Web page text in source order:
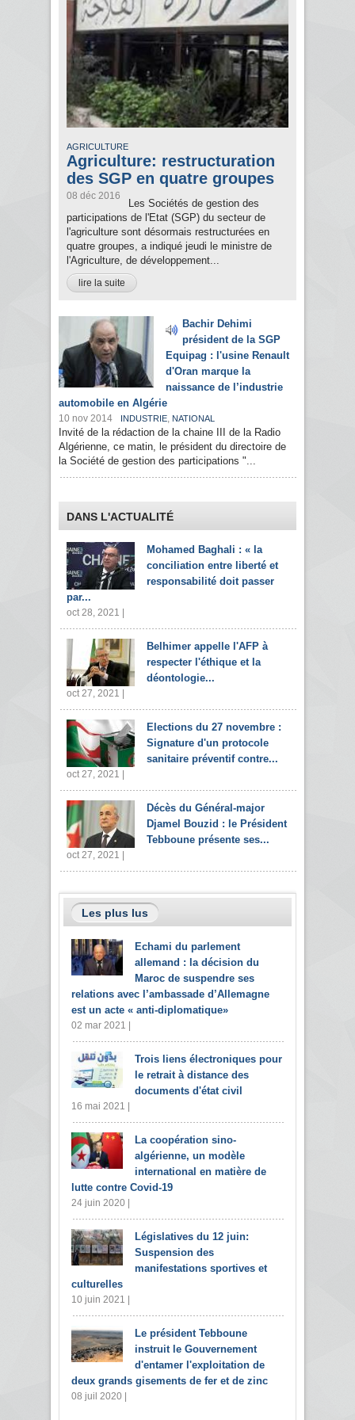
AGRICULTURE
Agriculture: restructuration
des SGP en quatre groupes
08 déc 2016
Les Sociétés de gestion des
participations de l'Etat (SGP) du secteur de
l'agriculture sont désormais restructurées en
quatre groupes, a indiqué jeudi le ministre de
l'Agriculture, de développement...
lire la suite
Bachir Dehimi
président de la SGP
Equipag : l'usine Renault
d'Oran marque la
naissance de l’industrie
automobile en Algérie
10 nov 2014 INDUSTRIE, NATIONAL
Invité de la rédaction de la chaine III de la Radio
Algérienne, ce matin, le président du directoire de
la Société de gestion des participations "...
DANS L'ACTUALITÉ
Mohamed Baghali : « la
conciliation entre liberté et
responsabilité doit passer
par...
oct 28, 2021 |
Belhimer appelle l'AFP à
respecter l'éthique et la
déontologie...
oct 27, 2021 |
Elections du 27 novembre :
Signature d'un protocole
sanitaire préventif contre...
oct 27, 2021 |
Décès du Général-major
Djamel Bouzid : le Président
Tebboune présente ses...
oct 27, 2021 |
Les plus lus
Echami du parlement
allemand : la décision du
Maroc de suspendre ses
relations avec l’ambassade d’Allemagne
est un acte « anti-diplomatique»
02 mar 2021 |
Trois liens électroniques pour
le retrait à distance des
documents d'état civil
16 mai 2021 |
La coopération sino-
algérienne, un modèle
international en matière de
lutte contre Covid-19
24 juin 2020 |
Législatives du 12 juin:
Suspension des
manifestations sportives et
culturelles
10 juin 2021 |
Le président Tebboune
instruit le Gouvernement
d'entamer l'exploitation de
deux grands gisements de fer et de zinc
08 juil 2020 |